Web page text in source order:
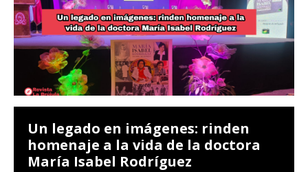
Un legado en imágenes: rinden
homenaje a la vida de la doctora
María Isabel Rodríguez